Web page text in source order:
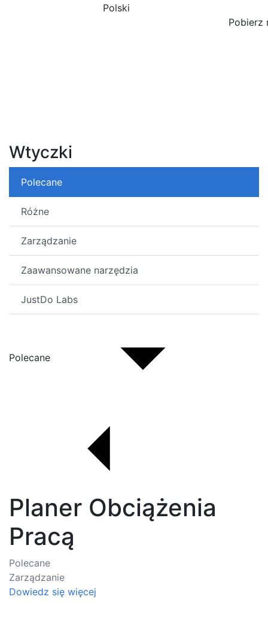
Polski
Pobierz
Wtyczki
Polecane
Różne
Zarządzanie
Zaawansowane narzędzia
JustDo Labs
Polecane
Planer Obciążenia
Pracą
Polecane
Zarządzanie
Dowiedz się więcej